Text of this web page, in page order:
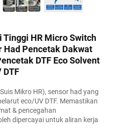
Tinggi HR Micro Switch
Had Pencetak Dakwat
DTF Eco Solvent
DTF
Mikro HR), sensor had yang
eco/UV DTF. Memastikan
& pencegahan
dipercayai untuk aliran kerja